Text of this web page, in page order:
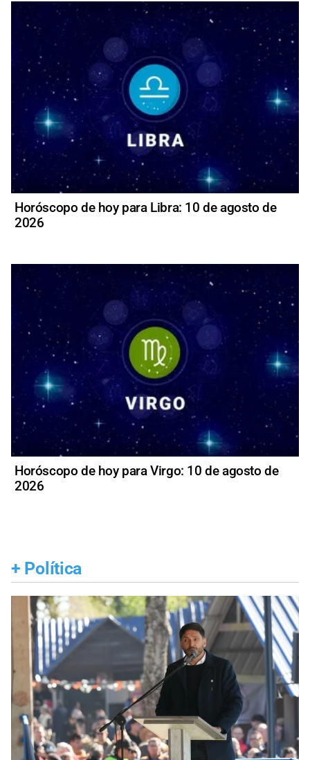
Horóscopo de hoy para Libra: 10 de agosto de
2026
Horóscopo de hoy para Virgo: 10 de agosto de
2026
+ Política